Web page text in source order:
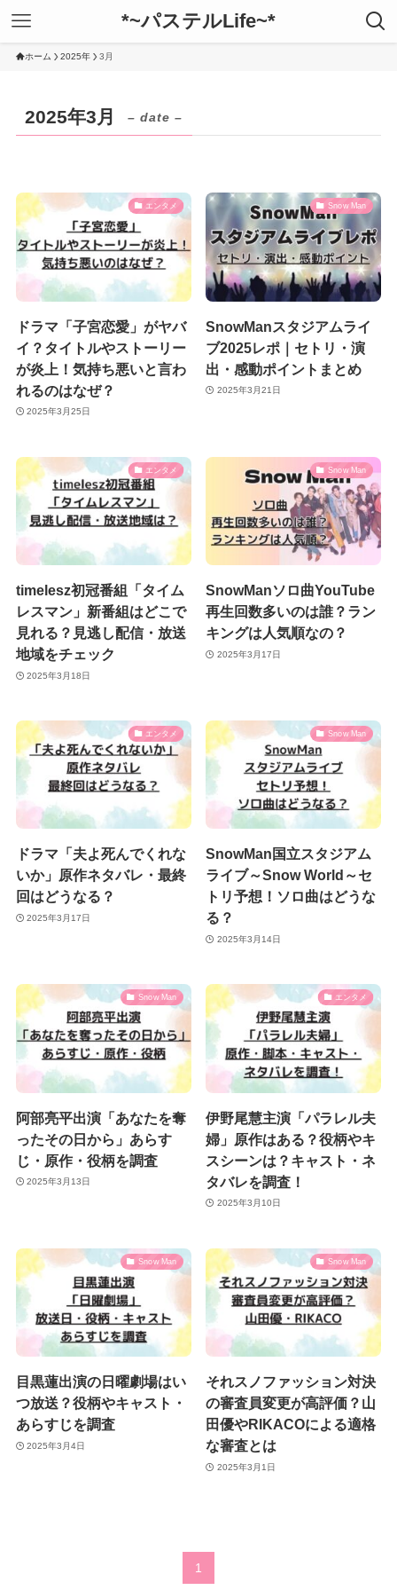
*~パステルLife~*
ホーム 2025年 3月
2025年3月 – date –
エンタメ
ドラマ「子宮恋愛」がヤバ
イ？タイトルやストーリー
が炎上！気持ち悪いと言わ
れるのはなぜ？
2025年3月25日
Snow Man
SnowManスタジアムライ
ブ2025レポ｜セトリ・演
出・感動ポイントまとめ
2025年3月21日
エンタメ
timelesz初冠番組「タイム
レスマン」新番組はどこで
見れる？見逃し配信・放送
地域をチェック
2025年3月18日
Snow Man
SnowManソロ曲YouTube
再生回数多いのは誰？ラン
キングは人気順なの？
2025年3月17日
エンタメ
ドラマ「夫よ死んでくれな
いか」原作ネタバレ・最終
回はどうなる？
2025年3月17日
Snow Man
SnowMan国立スタジアム
ライブ～Snow World～セ
トリ予想！ソロ曲はどうな
る？
2025年3月14日
Snow Man
阿部亮平出演「あなたを奪
ったその日から」あらす
じ・原作・役柄を調査
2025年3月13日
エンタメ
伊野尾慧主演「パラレル夫
婦」原作はある？役柄やキ
スシーンは？キャスト・ネ
タバレを調査！
2025年3月10日
Snow Man
目黒蓮出演の日曜劇場はい
つ放送？役柄やキャスト・
あらすじを調査
2025年3月4日
Snow Man
それスノファッション対決
の審査員変更が高評価？山
田優やRIKACOによる適格
な審査とは
2025年3月1日
1